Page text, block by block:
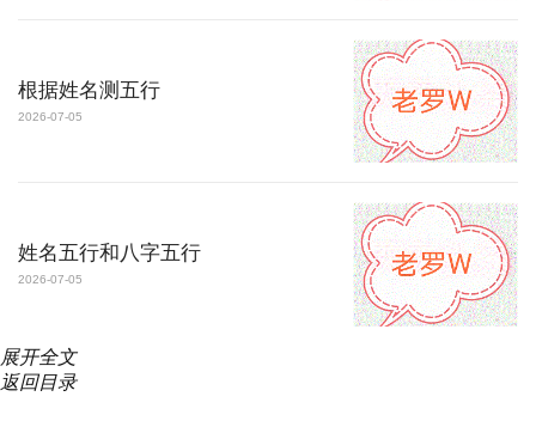
根据姓名测五行
2026-07-05
姓名五行和八字五行
2026-07-05
展开全文
返回目录